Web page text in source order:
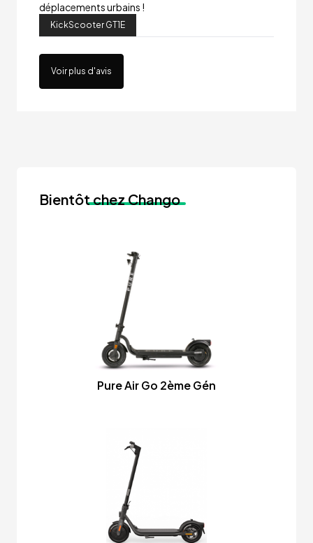
déplacements urbains !
KickScooter GT1E
Voir plus d'avis
Bientôtchez Chango
Pure Air Go 2ème Gén